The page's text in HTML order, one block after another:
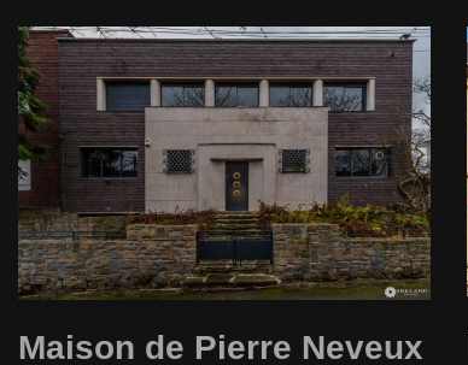
Maison de Pierre Neveux